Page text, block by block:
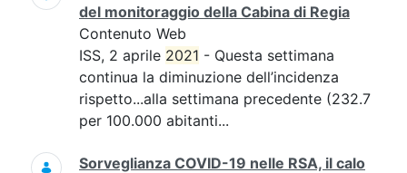
del monitoraggio della Cabina di Regia
Contenuto Web
ISS, 2 aprile 2021 - Questa settimana
continua la diminuzione dell’incidenza
rispetto...alla settimana precedente (232.7
per 100.000 abitanti...
Sorveglianza COVID-19 nelle RSA, il calo